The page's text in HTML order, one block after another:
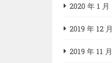
2020 年 1 月
2019 年 12 月
2019 年 11 月